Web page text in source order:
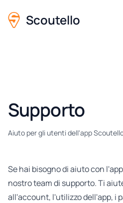
Scoutello
Supporto
Aiuto per gli utenti dell'app
Se hai bisogno di aiuto con
nostro team di supporto. Ti
all'account, l'utilizzo dell'app, i